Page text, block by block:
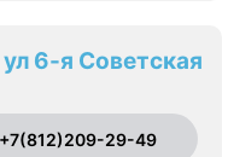
6-я Советская
+7(812)209-29-49